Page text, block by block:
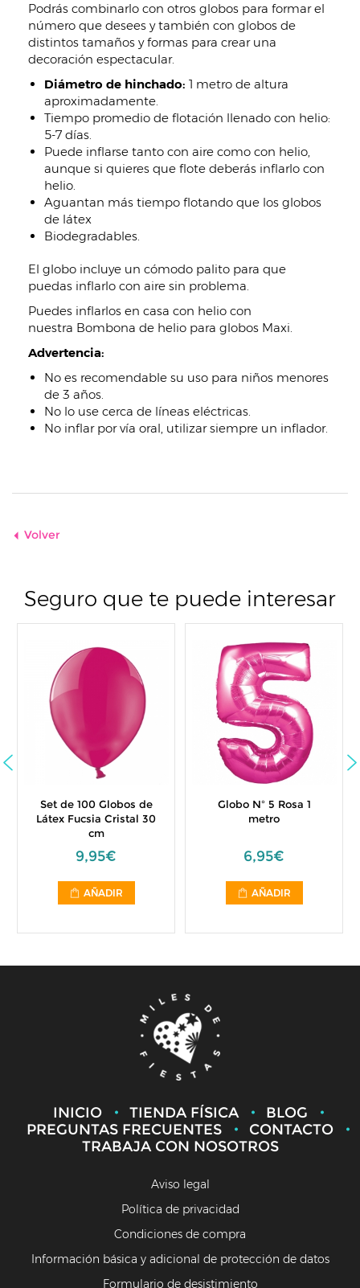
Podrás combinarlo con otros globos para formar el
número que desees y también con globos de
distintos tamaños y formas para crear una
decoración espectacular.
Diámetro de hinchado: 1 metro de altura
aproximadamente.
Tiempo promedio de flotación llenado con helio:
5-7 días.
Puede inflarse tanto con aire como con helio,
aunque si quieres que flote deberás inflarlo con
helio.
Aguantan más tiempo flotando que los globos
de látex
Biodegradables.
El globo incluye un cómodo palito para que
puedas inflarlo con aire sin problema.
Puedes inflarlos en casa con helio con
nuestra Bombona de helio para globos Maxi.
Advertencia:
No es recomendable su uso para niños menores
de 3 años.
No lo use cerca de líneas eléctricas.
No inflar por vía oral, utilizar siempre un inflador.
Volver
Seguro que te puede interesar
Set de 100 Globos de
Látex Fucsia Cristal 30
cm
9,95€
AÑADIR
Globo Nº 5 Rosa 1
metro
6,95€
AÑADIR
INICIO TIENDA FÍSICA
BLOG
PREGUNTAS FRECUENTES
CONTACTO
TRABAJA CON NOSOTROS
Aviso legal
Política de privacidad
Condiciones de compra
Información básica y adicional de protección de datos
Formulario de desistimiento